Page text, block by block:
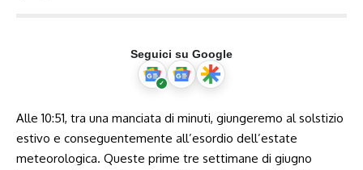
Seguici su Google
Alle 10:51, tra una manciata di minuti, giungeremo al solstizio
estivo e conseguentemente all’esordio dell’estate
meteorologica. Queste prime tre settimane di giugno